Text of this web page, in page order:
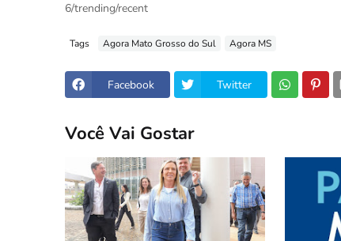
6/trending/recent
Tags Agora Mato Grosso do Sul Agora MS
Facebook Twitter
Você Vai Gostar